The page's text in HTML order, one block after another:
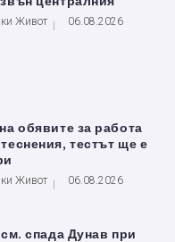
Живот 06.08.2026
обявите за работа
тестът ще е
Живот 06.08.2026
спада Дунав при